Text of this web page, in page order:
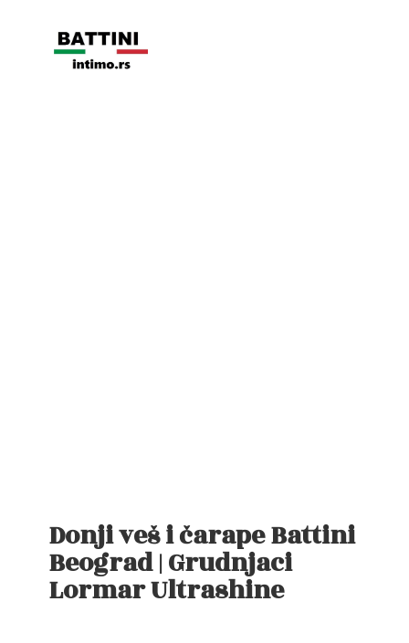
Donji veš i čarape Battini
Beograd | Grudnjaci
Lormar Ultrashine